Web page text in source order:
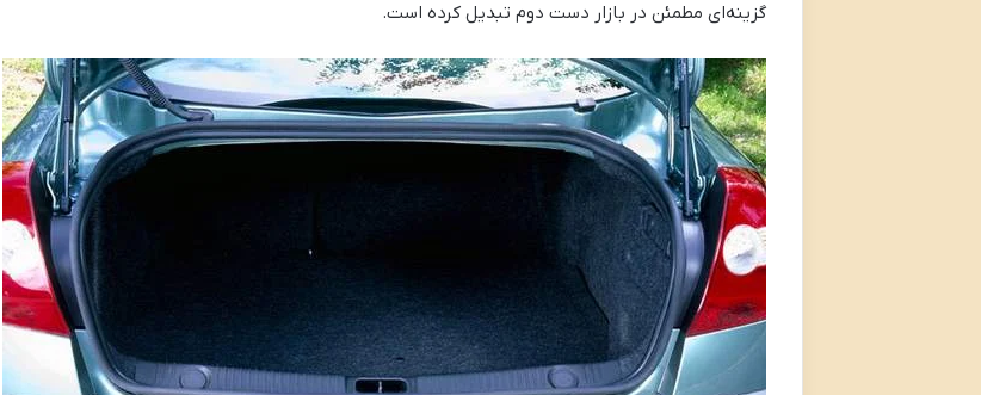
گزینه‌ای مطمئن در بازار دست دوم تبدیل کرده است.